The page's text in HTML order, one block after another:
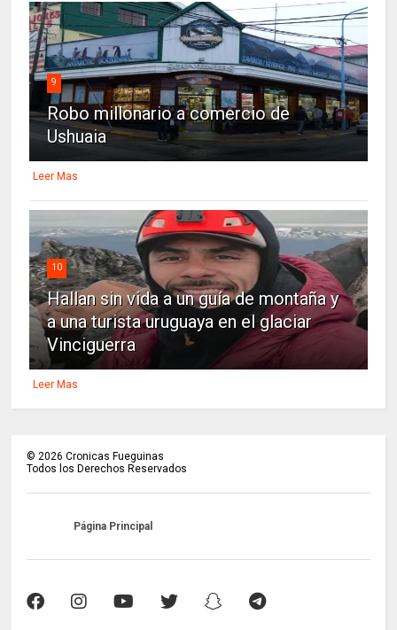
9
Robo millonario a comercio de
Ushuaia
Leer Mas
10
Hallan sin vida a un guía de montaña y
a una turista uruguaya en el glaciar
Vinciguerra
Leer Mas
© 2026 Cronicas Fueguinas
Todos los Derechos Reservados
Página Principal